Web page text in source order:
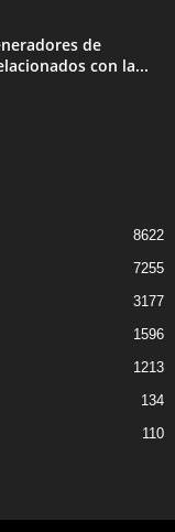
de
con la...
8622
7255
3177
1596
1213
134
110